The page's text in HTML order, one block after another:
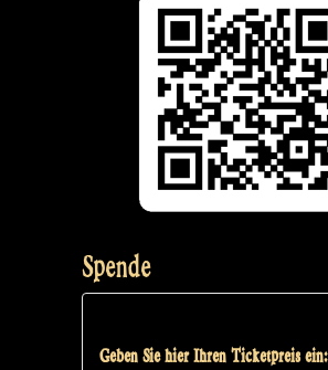
Spende
Geben Sie hier Ihren Ticketpreis ein: